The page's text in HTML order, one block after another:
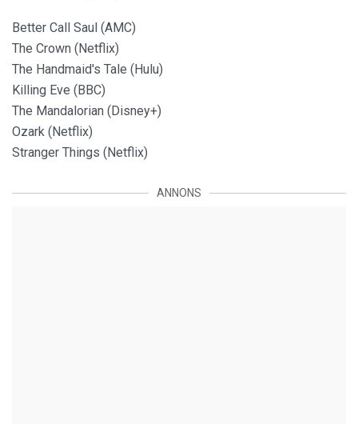
Better Call Saul (AMC)
The Crown (Netflix)
The Handmaid's Tale (Hulu)
Killing Eve (BBC)
The Mandalorian (Disney+)
Ozark (Netflix)
Stranger Things (Netflix)
ANNONS